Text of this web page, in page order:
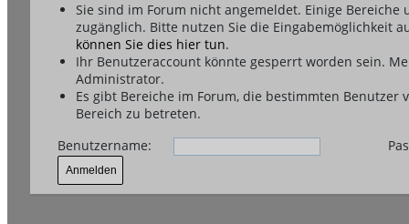
Sie sind im Forum nicht angemeldet. Einige
zugänglich. Bitte nutzen Sie die Eingabemöglichkeit
können Sie dies hier tun.
Ihr Benutzeraccount könnte gesperrt worden sein.
Administrator.
Es gibt Bereiche im Forum, die bestimmten
Bereich zu betreten.
Benutzername: